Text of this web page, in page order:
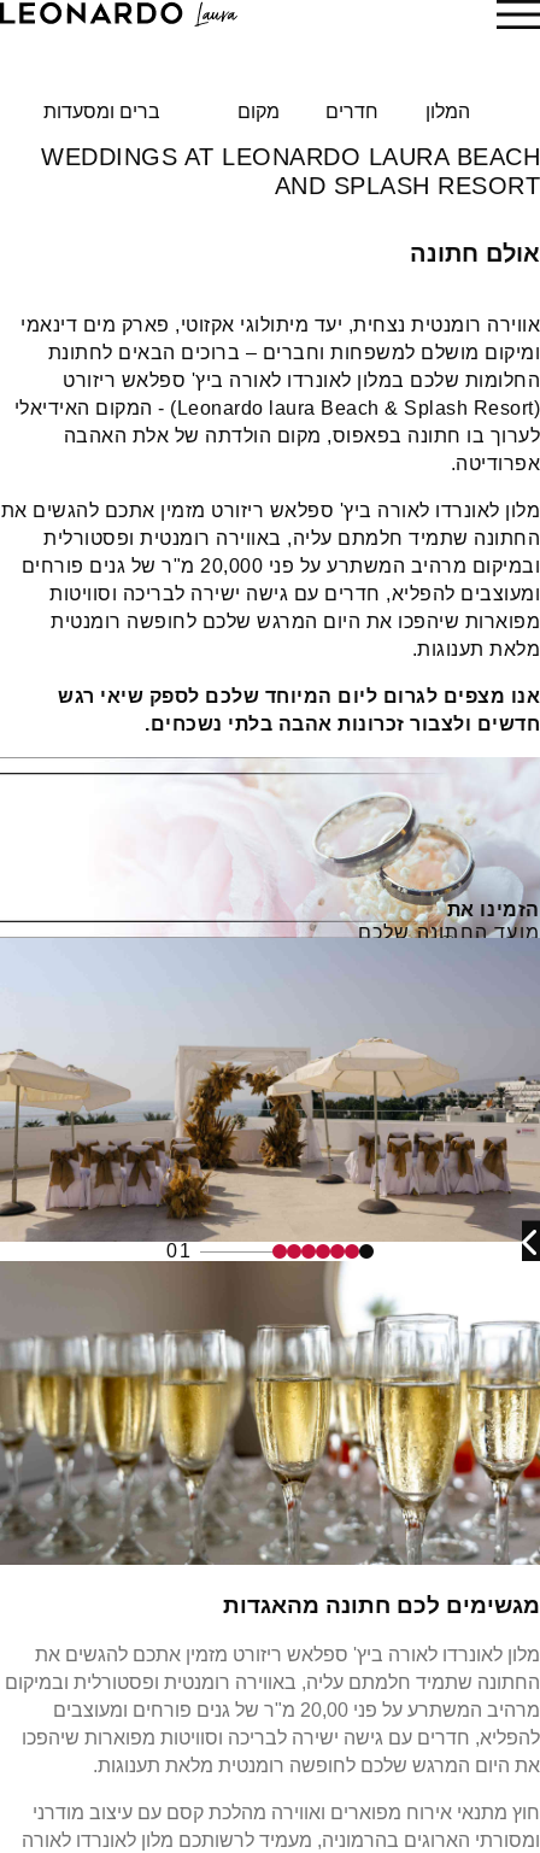
הזמן עכשיו
המלון חדרים מקום ברים ומסעדות
WEDDINGS AT LEONARDO LAURA BEACH
AND SPLASH RESORT
אולם חתונה
אווירה רומנטית נצחית, יעד מיתולוגי אקזוטי, פארק מים דינאמי
ומיקום מושלם למשפחות וחברים – ברוכים הבאים לחתונת
החלומות שלכם במלון לאונרדו לאורה ביץ' ספלאש ריזורט
(Leonardo laura Beach & Splash Resort) - המקום האידיאלי
לערוך בו חתונה בפאפוס, מקום הולדתה של אלת האהבה
אפרודיטה.
מלון לאונרדו לאורה ביץ' ספלאש ריזורט מזמין אתכם להגשים את
החתונה שתמיד חלמתם עליה, באווירה רומנטית ופסטורלית
ובמיקום מרהיב המשתרע על פני 20,000 מ"ר של גנים פורחים
ומעוצבים להפליא, חדרים עם גישה ישירה לבריכה וסוויטות
מפוארות שיהפכו את היום המרגש שלכם לחופשה רומנטית
מלאת תענוגות.
אנו מצפים לגרום ליום המיוחד שלכם לספק שיאי רגש
חדשים ולצבור זכרונות אהבה בלתי נשכחים.
הזמינו את
מועד החתונה שלכם
Online
01
מגשימים לכם חתונה מהאגדות
מלון לאונרדו לאורה ביץ' ספלאש ריזורט מזמין אתכם להגשים את
החתונה שתמיד חלמתם עליה, באווירה רומנטית ופסטורלית ובמיקום
מרהיב המשתרע על פני 20,00 מ"ר של גנים פורחים ומעוצבים
להפליא, חדרים עם גישה ישירה לבריכה וסוויטות מפוארות שיהפכו
את היום המרגש שלכם לחופשה רומנטית מלאת תענוגות.
חוץ מתנאי אירוח מפוארים ואווירה מהלכת קסם עם עיצוב מודרני
ומסורתי הארוגים בהרמוניה, מעמיד לרשותכם מלון לאונרדו לאורה